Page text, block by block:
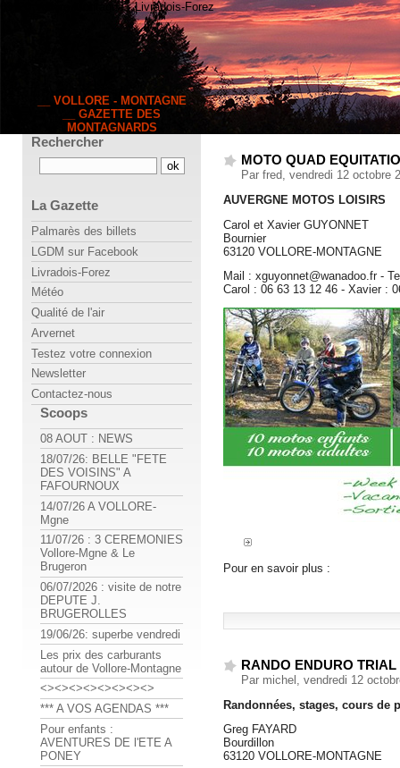
__ VOLLORE - MONTAGNE
__ GAZETTE DES
MONTAGNARDS
63120 Vollore-Montagne · Livradois-Forez
MOTO QUAD
Par fred, vendredi 12 octobre
AUVERGNE MOTOS LOISIRS
Carol et Xavier GUYONNET
Bournier
63120 VOLLORE-MONTAGNE
Mail : xguyonnet@wanadoo.fr -
Carol : 06 63 13 12 46 - Xavier :
Pour en savoir plus :
RANDO ENDURO TRIAL
Par michel, vendredi 12
Randonnées, stages, cours de
Greg FAYARD
Bourdillon
63120 VOLLORE-MONTAGNE
Rechercher
La Gazette
Palmarès des billets
LGDM sur Facebook
Livradois-Forez
Météo
Qualité de l'air
Arvernet
Testez votre connexion
Newsletter
Contactez-nous
Scoops
08 AOUT : NEWS
18/07/26: BELLE "FETE
DES VOISINS" A
FAFOURNOUX
14/07/26 A VOLLORE-
Mgne
11/07/26 : 3 CEREMONIES
Vollore-Mgne & Le
Brugeron
06/07/2026 : visite de notre
DEPUTE J.
BRUGEROLLES
19/06/26: superbe vendredi
Les prix des carburants
autour de Vollore-Montagne
<><><><><><><><>
*** A VOS AGENDAS ***
Pour enfants :
AVENTURES DE l'ETE A
PONEY